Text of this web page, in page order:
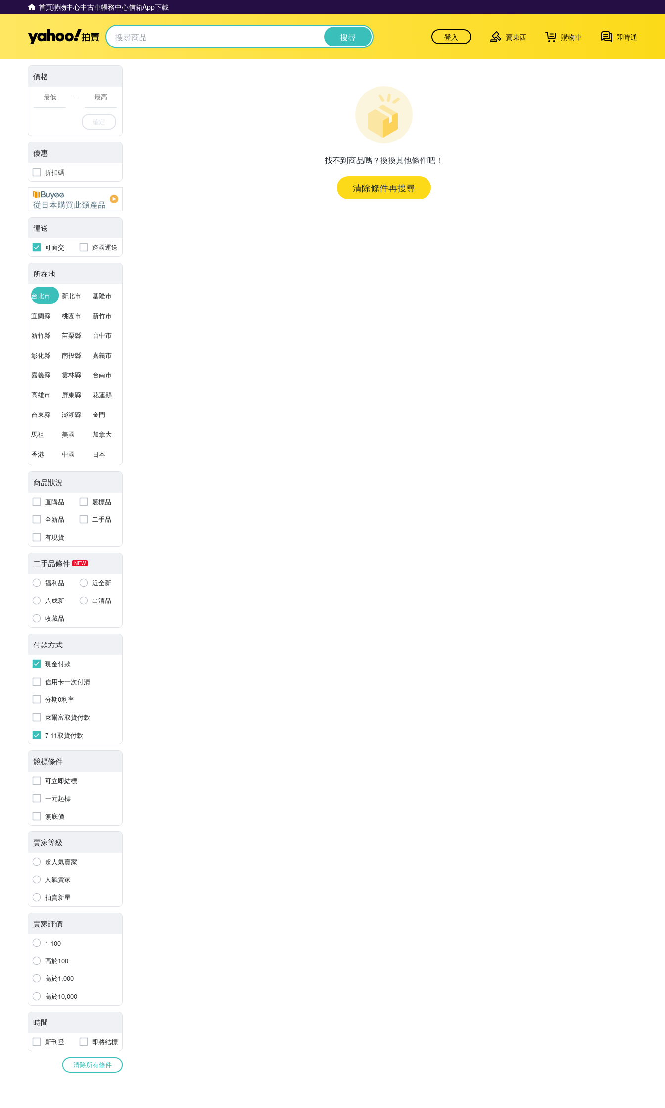
首頁購物中心中古車帳務中心信箱App下載
Yahoo拍賣 搜尋 登入 賣東西 購物車 即時通
價格
-
確定
優惠
折扣碼
運送
可面交 跨國運送
所在地
台北市 新北市 基隆市
宜蘭縣 桃園市 新竹市
新竹縣 苗栗縣 台中市
彰化縣 南投縣 嘉義市
嘉義縣 雲林縣 台南市
高雄市 屏東縣 花蓮縣
台東縣 澎湖縣 金門
馬祖 美國 加拿大
香港 中國 日本
商品狀況
直購品
競標品
全新品
二手品
有現貨
二手品條件 NEW
福利品
近全新
八成新
出清品
收藏品
付款方式
現金付款
信用卡一次付清
分期0利率
萊爾富取貨付款
7-11取貨付款
競標條件
可立即結標
一元起標
無底價
賣家等級
超人氣賣家
人氣賣家
拍賣新星
賣家評價
1-100
高於100
高於1,000
高於10,000
時間
新刊登 即將結標
清除所有條件
找不到商品嗎？換換其他條件吧！
清除條件再搜尋